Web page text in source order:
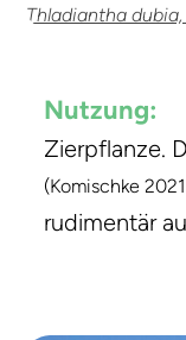
Thladiantha
Nutzung:
Zierpflanze.
(Komischke
rudimentär